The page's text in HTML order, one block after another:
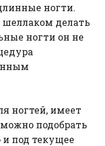
ногти.
делать
ногти он не
ногтей, имеет
подобрать
и под текущее